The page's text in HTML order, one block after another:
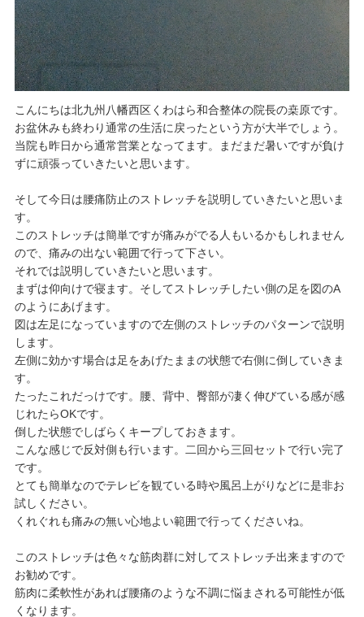
こんにちは北九州八幡西区くわはら和合整体の院長の桒原です。
お盆休みも終わり通常の生活に戻ったという方が大半でしょう。
当院も昨日から通常営業となってます。まだまだ暑いですが負け
ずに頑張っていきたいと思います。
そして今日は腰痛防止のストレッチを説明していきたいと思いま
す。
このストレッチは簡単ですが痛みがでる人もいるかもしれません
ので、痛みの出ない範囲で行って下さい。
それでは説明していきたいと思います。
まずは仰向けで寝ます。そしてストレッチしたい側の足を図のA
のようにあげます。
図は左足になっていますので左側のストレッチのパターンで説明
します。
左側に効かす場合は足をあげたままの状態で右側に倒していきま
す。
たったこれだっけです。腰、背中、臀部が凄く伸びている感が感
じれたらOKです。
倒した状態でしばらくキープしておきます。
こんな感じで反対側も行います。二回から三回セットで行い完了
です。
とても簡単なのでテレビを観ている時や風呂上がりなどに是非お
試しください。
くれぐれも痛みの無い心地よい範囲で行ってくださいね。
このストレッチは色々な筋肉群に対してストレッチ出来ますので
お勧めです。
筋肉に柔軟性があれば腰痛のような不調に悩まされる可能性が低
くなります。